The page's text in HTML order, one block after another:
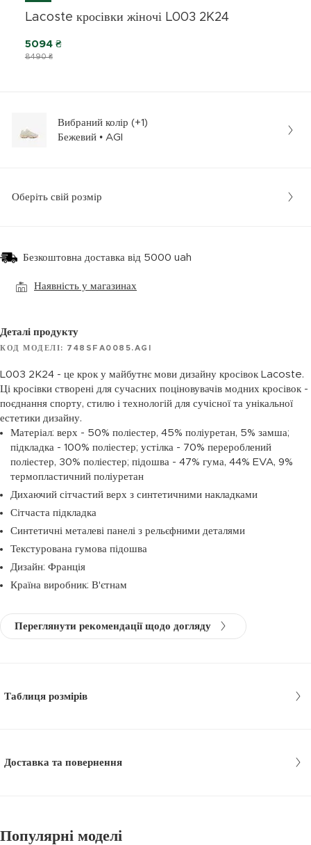
Lacoste кросівки жіночі L003 2K24
8490 ₴
5094 ₴
Вибраний колір (+1)
Бежевий • AGI
Оберіть свій розмір
Безкоштовна доставка від 5000 uah
Наявність у магазинах
Деталі продукту
КОД МОДЕЛІ: 748SFA0085.AGI
L003 2K24 - це крок у майбутнє мови дизайну кросівок Lacoste.
Ці кросівки створені для сучасних поціновувачів модних кросівок -
поєднання спорту, стилю і технологій для сучісної та унікальної
естетики дизайну.
Матеріал: верх - 50% поліестер, 45% поліуретан, 5% замша;
підкладка - 100% поліестер; устілка - 70% перероблений
поліестер, 30% поліестер; підошва - 47% гума, 44% EVA, 9%
термопластичний поліуретан
Дихаючий сітчастий верх з синтетичними накладками
Сітчаста підкладка
Синтетичні металеві панелі з рельєфними деталями
Текстурована гумова підошва
Дизайн: Франція
Країна виробник: В'єтнам
Переглянути рекомендації щодо догляду
Таблиця розмірів
Доставка та повернення
Популярні моделі